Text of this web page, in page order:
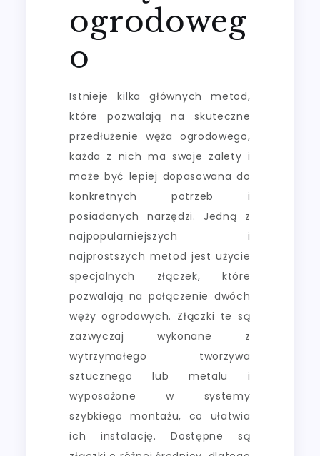
ogrodoweg
o
Istnieje kilka głównych metod,
które pozwalają na skuteczne
przedłużenie węża ogrodowego,
każda z nich ma swoje zalety i
może być lepiej dopasowana do
konkretnych potrzeb i
posiadanych narzędzi. Jedną z
najpopularniejszych i
najprostszych metod jest użycie
specjalnych złączek, które
pozwalają na połączenie dwóch
węży ogrodowych. Złączki te są
zazwyczaj wykonane z
wytrzymałego tworzywa
sztucznego lub metalu i
wyposażone w systemy
szybkiego montażu, co ułatwia
ich instalację. Dostępne są